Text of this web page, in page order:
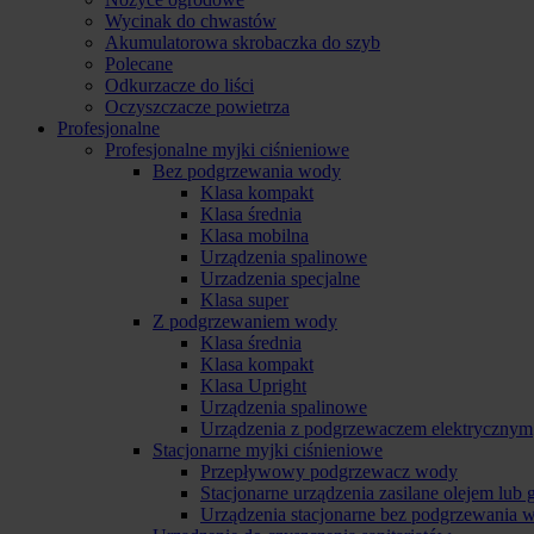
Wycinak do chwastów
Akumulatorowa skrobaczka do szyb
Polecane
Odkurzacze do liści
Oczyszczacze powietrza
Profesjonalne
Profesjonalne myjki ciśnieniowe
Bez podgrzewania wody
Klasa kompakt
Klasa średnia
Klasa mobilna
Urządzenia spalinowe
Urzadzenia specjalne
Klasa super
Z podgrzewaniem wody
Klasa średnia
Klasa kompakt
Klasa Upright
Urządzenia spalinowe
Urządzenia z podgrzewaczem elektrycznym
Stacjonarne myjki ciśnieniowe
Przepływowy podgrzewacz wody
Stacjonarne urządzenia zasilane olejem lub
Urządzenia stacjonarne bez podgrzewania